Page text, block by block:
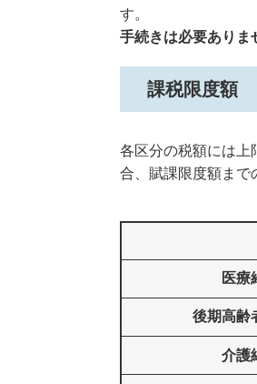
す。
手続きは必要ありま
課税限度額
各区分の税額には上
合、賦課限度額まで
医療
後期高齢
介護